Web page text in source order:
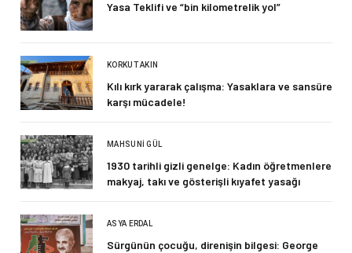
Yasa Teklifi ve “bin kilometrelik yol”
KORKUT AKIN
Kılı kırk yararak çalışma: Yasaklara ve sansüre
karşı mücadele!
MAHSUNI GÜL
1930 tarihli gizli genelge: Kadın öğretmenlere
makyaj, takı ve gösterişli kıyafet yasağı
ASYA ERDAL
Sürgünün çocuğu, direnişin bilgesi: George